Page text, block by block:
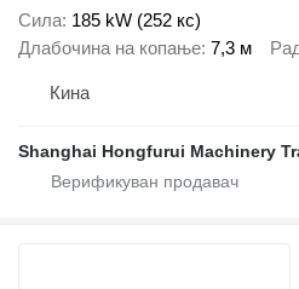
Сила 185 kW (252 кс)
Длабочина на копање 7,3 м
Кина
Shanghai Hongfurui Machinery